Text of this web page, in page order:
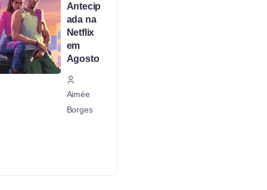
Antecip
ada na
Netflix
em
Agosto
Aimée
Borges